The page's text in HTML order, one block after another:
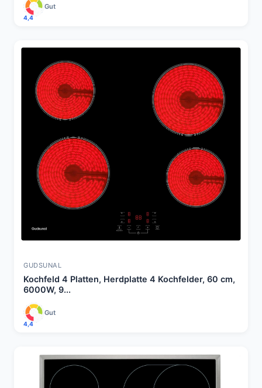
4,4
Gut
GUDSUNAL
Kochfeld 4 Platten, Herdplatte 4 Kochfelder, 60 cm,
6000W, 9...
4,4
Gut